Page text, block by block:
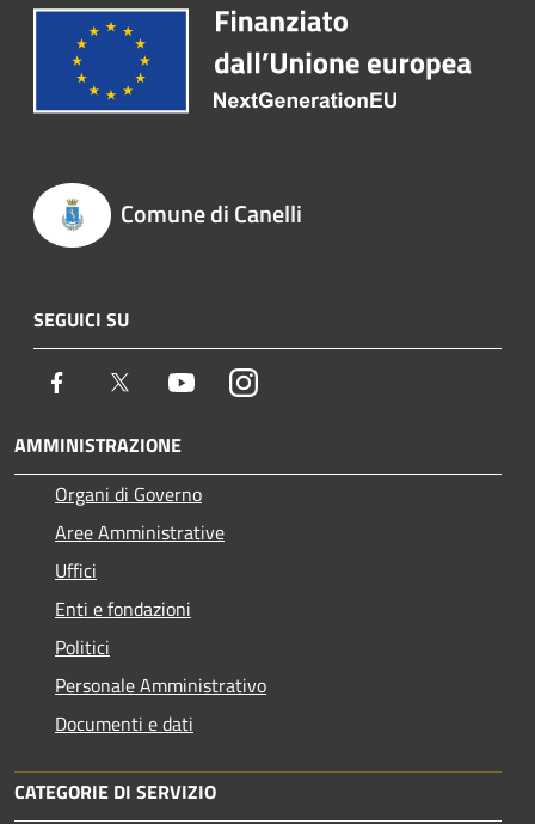
Comune di Canelli
SEGUICI SU
Facebook Twitter YoutubeInstagram
AMMINISTRAZIONE
Organi di Governo
Aree Amministrative
Uffici
Enti e fondazioni
Politici
Personale Amministrativo
Documenti e dati
CATEGORIE DI SERVIZIO